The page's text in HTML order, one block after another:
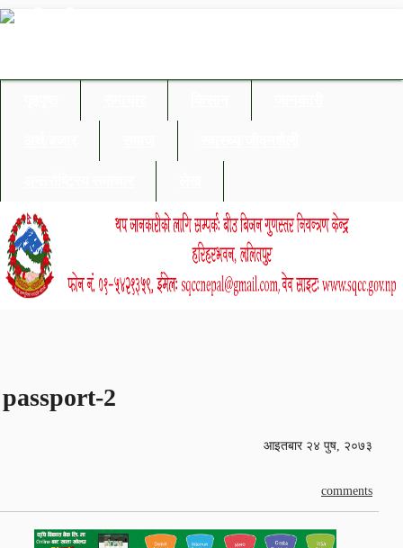
passport-2
आइतबार २४ पुष, २०७३
comments